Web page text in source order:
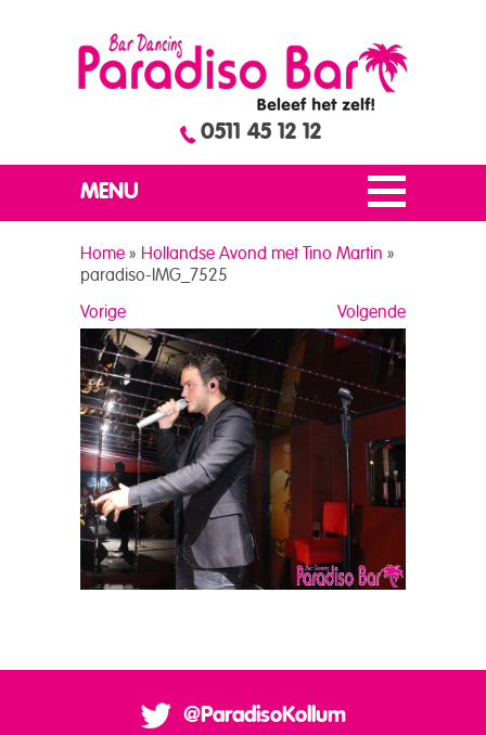
0511 45 12 12
MENU
Home » Hollandse Avond met Tino Martin »
paradiso-IMG_7525
Volgende
Vorige
@ParadisoKollum